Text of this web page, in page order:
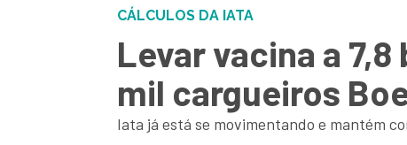
CÁLCULOS DA IATA
Levar vacina a
mil cargueiros
Iata já está se movimentando e mantém